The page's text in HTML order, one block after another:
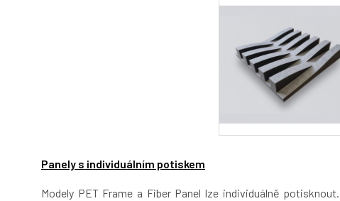
Panely s individuálním potiskem
Modely PET Frame a Fiber Panel lze individuálně